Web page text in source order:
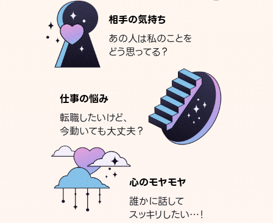
相手の気持ち
あの人は私のことを
どう思ってる？
仕事の悩み
転職したいけど、
今動いても大丈夫？
心のモヤモヤ
誰かに話して
スッキリしたい…！